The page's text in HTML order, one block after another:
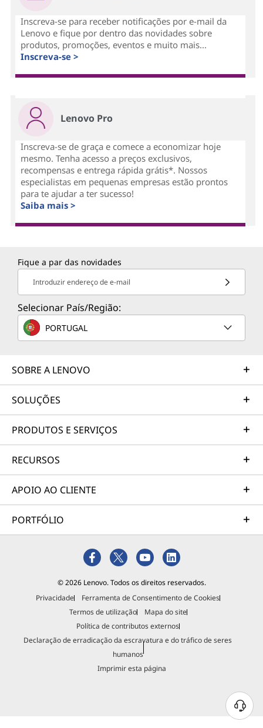
Inscreva-se para receber notificações por e-mail da
Lenovo e fique por dentro das novidades sobre
produtos, promoções, eventos e muito mais...
Inscreva-se >
Lenovo Pro
Inscreva-se de graça e comece a economizar hoje
mesmo. Tenha acesso a preços exclusivos,
recompensas e entrega rápida grátis*. Nossos
especialistas em pequenas empresas estão prontos
para te ajudar a ter sucesso!
Saiba mais >
Fique a par das novidades
Introduzir endereço de e-mail
Selecionar País/Região:
PORTUGAL
SOBRE A LENOVO
SOLUÇÕES
PRODUTOS E SERVIÇOS
RECURSOS
APOIO AO CLIENTE
PORTFÓLIO
© 2026 Lenovo. Todos os direitos reservados.
Privacidade
Ferramenta de Consentimento de Cookies
Termos de utilização
Mapa do site
Política de contributos externos
Declaração de erradicação da escravatura e do tráfico de seres
humanos
Imprimir esta página